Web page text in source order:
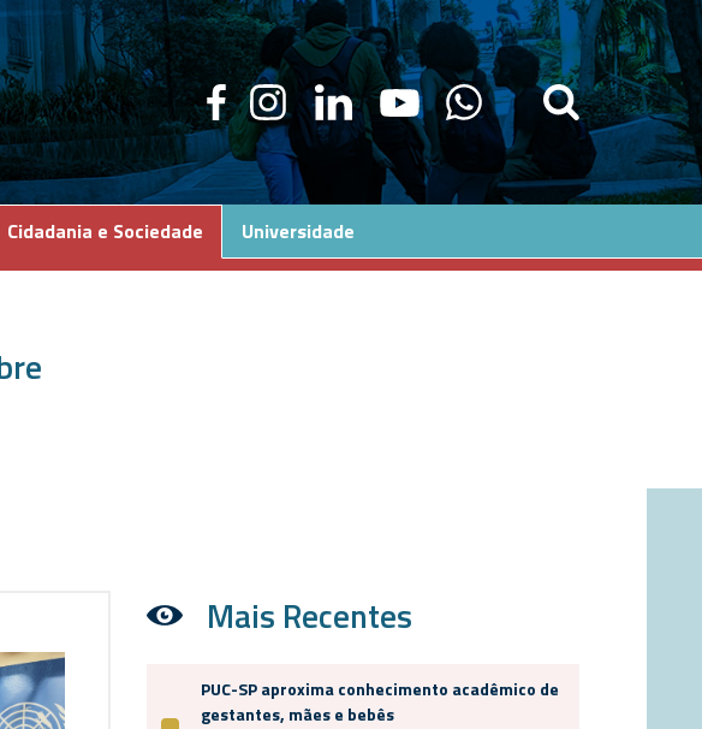
Cidadania e Sociedade Universidade
Mais Recentes
PUC-SP aproxima conhecimento acadêmico de
gestantes, mães e bebês